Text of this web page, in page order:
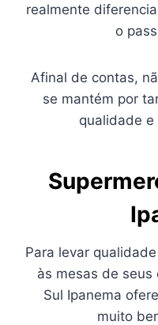
realmente
o
Afinal de contas,
se mantém por
qualidade
Para levar
às mesas de
Sul Ipanema
muito